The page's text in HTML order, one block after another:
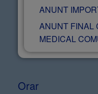
ANUNT
ANUNT FINAL
MEDICAL
Orar